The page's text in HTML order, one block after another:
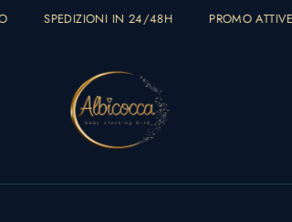
SPEDIZIONI IN 24/48H PROMO